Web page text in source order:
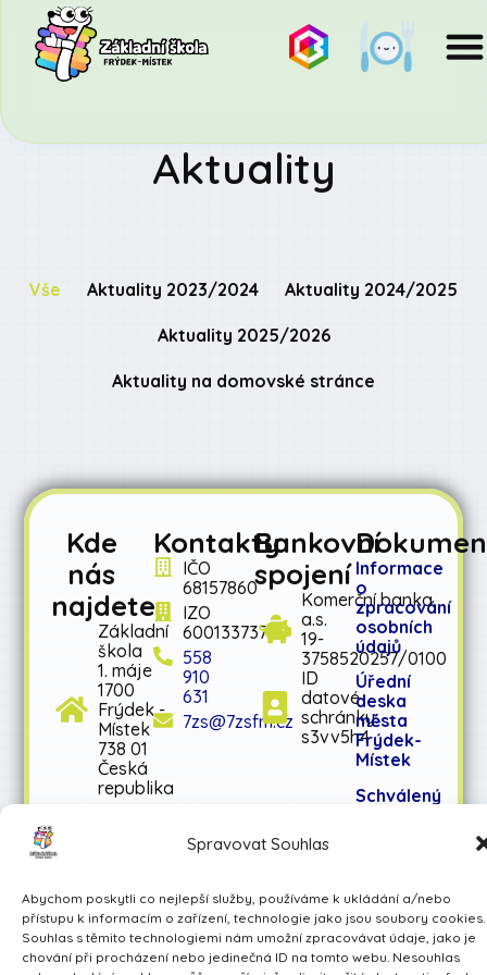
Spravovat Souhlas
Abychom poskytli co nejlepší služby, používáme k ukládání a/nebo
přístupu k informacím o zařízení, technologie jako jsou soubory cookies.
Souhlas s těmito technologiemi nám umožní zpracovávat údaje, jako je
chování při procházení nebo jedinečná ID na tomto webu. Nesouhlas
Aktuality
Aktuality 2023/2024 Aktuality 2024/2025
Aktuality 2025/2026
Aktuality na domovské stránce
Vše
Kde
nás
najdete
Základní
škola
1. máje
1700
Frýdek -
Místek
738 01
Česká
republika
Kontakty
IČO
68157860
IZO
600133737
558
910
631
7zs@7zsfm.cz
Bankovní
spojení
Komerční banka
a.s.
19-
3758520257/0100
ID
datové
schránky:
s3vv5h4
Informace
o
zpracování
osobních
údajů
Úřední
deska
města
Frýdek-
Místek
Schválený
Schválený
střednědobý
výhled
rozpočtu
na léta